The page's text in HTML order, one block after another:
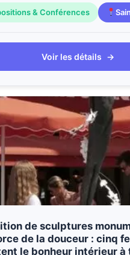
& Conférences
Voir les détails →
de sculptures
de la douceur : cinq
le bonheur intérieur à